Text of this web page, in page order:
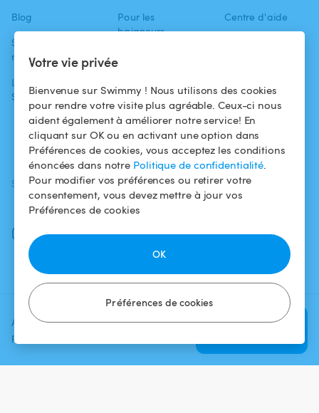
Votre vie privée
Bienvenue sur Swimmy ! Nous utilisons des cookies
pour rendre votre visite plus agréable. Ceux-ci nous
aident également à améliorer notre service! En
cliquant sur OK ou en activant une option dans
Préférences de cookies, vous acceptez les conditions
énoncées dans notre Politique de confidentialité.
Pour modifier vos préférences ou retirer votre
consentement, vous devez mettre à jour vos
Préférences de cookies
Préférences de cookies
OK
Ajoutez une date et un créneau
pour voir le prix
Vérifier la
Blog
Swimmy dans les
médias
L'aventure
Swimmy
Pour les
baigneurs
Louer ma piscine
Comment ça
marche ?
Centre d'aide
confidentialité
Mentions légales
SUIVEZ-NOUS
Facebook
Instagram
TÉLÉCHARGEZ L'APP